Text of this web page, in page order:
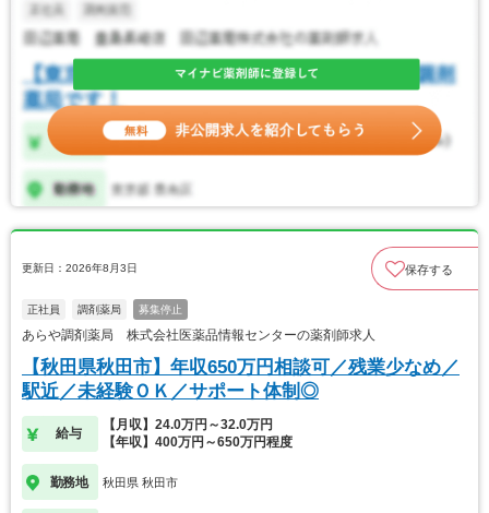
更新日：2026年8月3日 保存する
正社員 調剤薬局 募集停止
あらや調剤薬局 株式会社医薬品情報センターの薬剤師求人
【秋田県秋田市】年収650万円相談可／残業少なめ／
駅近／未経験ＯＫ／サポート体制◎
給与
【月収】24.0万円～32.0万円
【年収】400万円～650万円程度
勤務地 秋田県 秋田市